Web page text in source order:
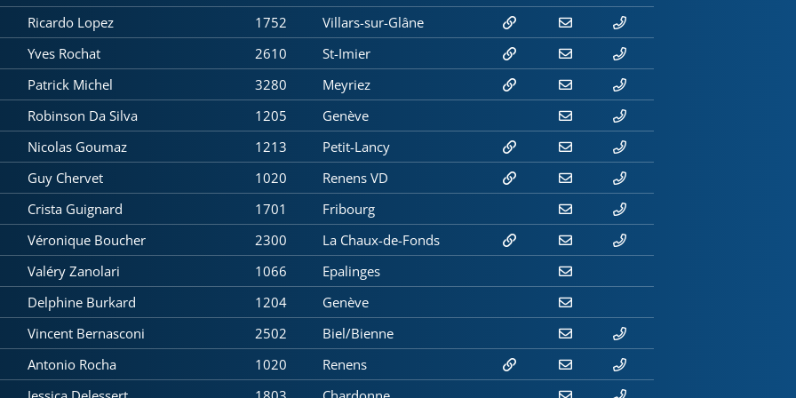
Ricardo Lopez
1752
Villars-sur-Glâne
Yves Rochat
2610
St-Imier
Patrick Michel
3280
Meyriez
Robinson Da Silva
1205
Genève
Nicolas Goumaz
1213
Petit-Lancy
Guy Chervet
1020
Renens VD
Crista Guignard
1701
Fribourg
Véronique Boucher
2300
La Chaux-de-Fonds
Valéry Zanolari
1066
Epalinges
Delphine Burkard
1204
Genève
Vincent Bernasconi
2502
Biel/Bienne
Antonio Rocha
1020
Renens